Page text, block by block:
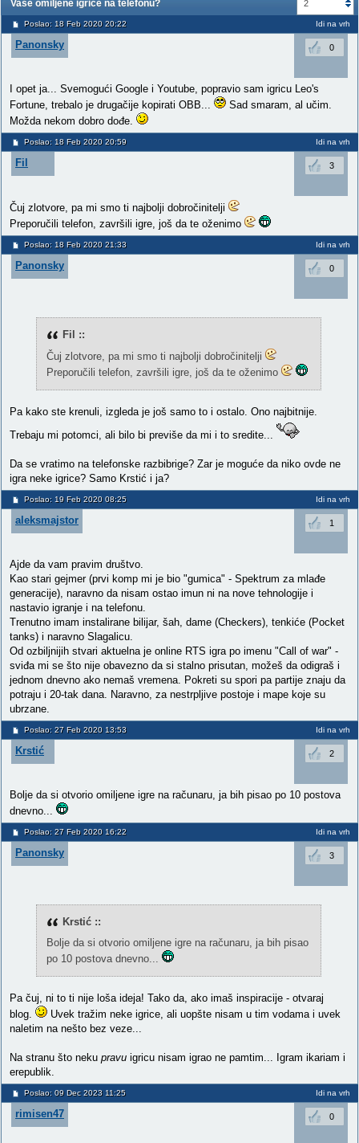
2
Vaše omiljene igrice na telefonu?
Poslao: 18 Feb 2020 20:22 Idi na vrh
Panonsky 0
I opet ja... Svemogući Google i Youtube, popravio sam igricu Leo's
Fortune, trebalo je drugačije kopirati OBB...
Sad smaram, al učim.
Možda nekom dobro dođe.
Poslao: 18 Feb 2020 20:59 Idi na vrh
Fil 3
Čuj zlotvore, pa mi smo ti najbolji dobročinitelji
Preporučili telefon, završili igre, još da te oženimo
Poslao: 18 Feb 2020 21:33 Idi na vrh
Panonsky 0
Fil ::
Čuj zlotvore, pa mi smo ti najbolji dobročinitelji
Preporučili telefon, završili igre, još da te oženimo
Pa kako ste krenuli, izgleda je još samo to i ostalo. Ono najbitnije.
Trebaju mi potomci, ali bilo bi previše da mi i to sredite...
Da se vratimo na telefonske razbibrige? Zar je moguće da niko ovde ne
igra neke igrice? Samo Krstić i ja?
Poslao: 19 Feb 2020 08:25 Idi na vrh
aleksmajstor 1
Ajde da vam pravim društvo.
Kao stari gejmer (prvi komp mi je bio "gumica" - Spektrum za mlađe
generacije), naravno da nisam ostao imun ni na nove tehnologije i
nastavio igranje i na telefonu.
Trenutno imam instalirane bilijar, šah, dame (Checkers), tenkiće (Pocket
tanks) i naravno Slagalicu.
Od ozbiljnijih stvari aktuelna je online RTS igra po imenu "Call of war" -
sviđa mi se što nije obavezno da si stalno prisutan, možeš da odigraš i
jednom dnevno ako nemaš vremena. Pokreti su spori pa partije znaju da
potraju i 20-tak dana. Naravno, za nestrpljive postoje i mape koje su
ubrzane.
Poslao: 27 Feb 2020 13:53 Idi na vrh
Krstić 2
Bolje da si otvorio omiljene igre na računaru, ja bih pisao po 10 postova
dnevno...
Poslao: 27 Feb 2020 16:22 Idi na vrh
Panonsky 3
Krstić ::
Bolje da si otvorio omiljene igre na računaru, ja bih pisao
po 10 postova dnevno...
Pa čuj, ni to ti nije loša ideja! Tako da, ako imaš inspiracije - otvaraj
blog.
Uvek tražim neke igrice, ali uopšte nisam u tim vodama i uvek
naletim na nešto bez veze...
Na stranu što neku pravu igricu nisam igrao ne pamtim... Igram ikariam i
erepublik.
Poslao: 09 Dec 2023 11:25 Idi na vrh
rimisen47 0